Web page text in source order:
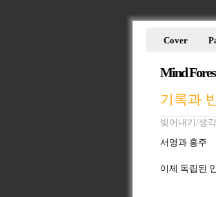
Mind
Cover
기록과
빚어내기/생각
서영과 홍주
이제 독립된